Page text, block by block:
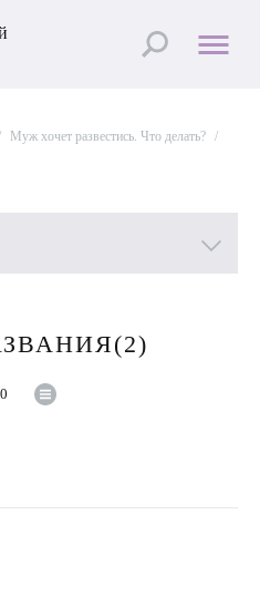
Муж хочет развестись. Что делать? /